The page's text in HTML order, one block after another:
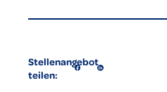
Stellenangebot
teilen: